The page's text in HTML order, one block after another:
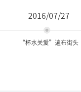
2016/07/27
“杯水关爱”遍布街头